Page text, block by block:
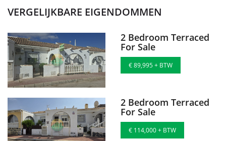
VERGELIJKBARE EIGENDOMMEN
2 Bedroom Terraced
For Sale
€ 89,995 + BTW
2 Bedroom Terraced
For Sale
€ 114,000 + BTW